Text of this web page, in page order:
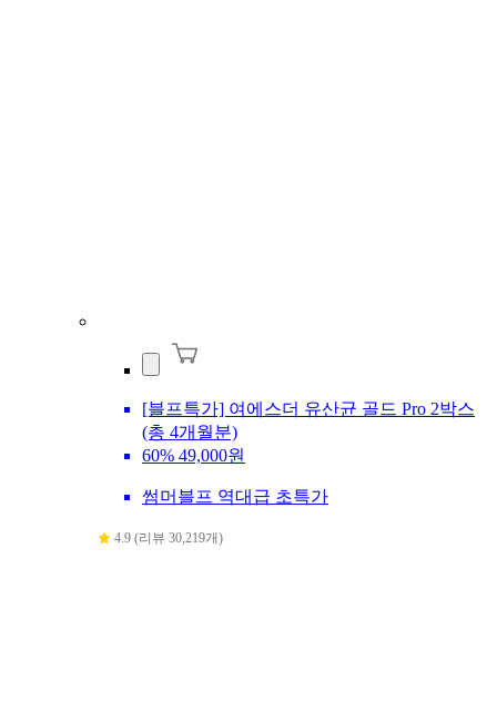
[블프특가] 여에스더 유산균 골드 Pro 2박스
(총 4개월분)
60% 49,000원
썸머블프 역대급 초특가
4.9 (리뷰 30,219개)